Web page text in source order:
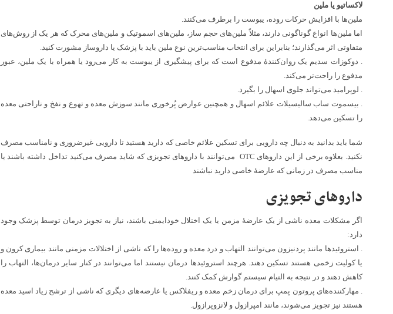
لاکساتیو یا ملین
ملین‌ها با افزایش حرکات روده، یبوست را برطرف می‌کنند.
اما ملین‌ها انواع گوناگونی دارند، مثلاً ملین‌های حجم ساز، ملین‌های اسموتیک و ملین‌های محرک که هر یک از روش‌های
متفاوتی اثر می‌گذارند؛ بنابراین برای انتخاب مناسب‌ترین نوع ملین باید با پزشک یا داروساز مشورت کنید.
. دوکوزات سدیم یک روان‌کنندهٔ مدفوع است که برای پیشگیری از یبوست به کار می‌رود یا همراه با یک ملین، عبور
مدفوع را راحت‌تر می‌کند.
. لوپرامید می‌تواند جلوی اسهال را بگیرد.
. بیسموت ساب سالیسیلات علائم اسهال و همچنین عوارض پُرخوری مانند سوزش معده و تهوع و نفخ و ناراحتی معده
را تسکین می‌دهد.
شما باید بدانید به دنبال چه دارویی برای تسکین علائم خاصی که دارید هستید تا دارویی غیرضروری و نامناسب مصرف
نکنید. بعلاوه برخی از این داروهای OTC ‌ می‌توانند با داروهای تجویزی که شاید مصرف می‌کنید تداخل داشته باشند یا
مناسب مصرف در زمانی که عارضهٔ خاصی دارید نباشند
داروهای تجویزی
اگر مشکلات معده ناشی از یک عارضهٔ مزمن یا یک اختلال خودایمنی باشند، نیاز به تجویز درمان توسط پزشک وجود
دارد:
. استروئیدها مانند پردنیزون می‌توانند التهاب و درد معده و روده‌ها را که ناشی از اختلالات مزمنی مانند بیماری کرون و
یا کولیت زخمی هستند تسکین دهند. هرچند استروئیدها درمان نیستند اما می‌توانند در کنار سایر درمان‌ها، التهاب را
کاهش دهند و در نتیجه به التیام سیستم گوارش کمک کنند.
. مهارکننده‌های پروتون پمپ برای درمان زخم معده و ریفلاکس یا عارضه‌های دیگری که ناشی از ترشح زیاد اسید معده
هستند نیز تجویز می‌شوند، مانند امپرازول و لانزوپرازول.